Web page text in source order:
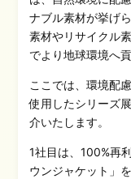
ナブル素材が挙げ
素材やリサイクル
でより地球環境へ
ここでは、環境配
使用したシリーズ
介いたします。
1社目は、100%再
ウンジャケット」